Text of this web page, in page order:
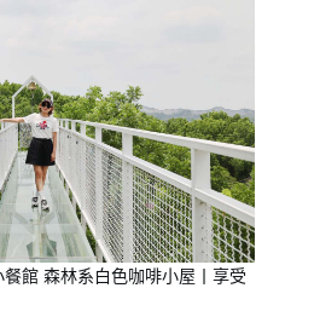
館 森林系白色咖啡小屋丨享受